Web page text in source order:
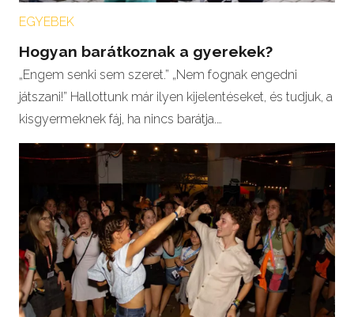
EGYEBEK
Hogyan barátkoznak a gyerekek?
„Engem senki sem szeret.” „Nem fognak engedni
játszani!” Hallottunk már ilyen kijelentéseket, és tudjuk, a
kisgyermeknek fáj, ha nincs barátja.…